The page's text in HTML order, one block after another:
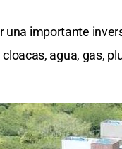
una importante
agua, gas,